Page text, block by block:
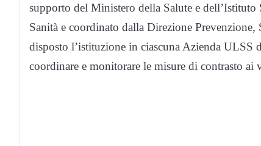
supporto del Ministero della Salute e dell’Istituto
Sanità e coordinato dalla Direzione Prevenzione,
disposto l’istituzione in ciascuna Azienda
coordinare e monitorare le misure di contrasto ai